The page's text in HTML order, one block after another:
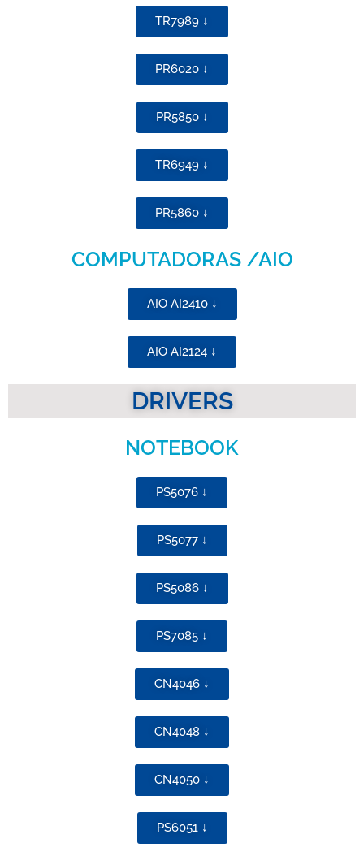
TR7989 ↓
PR6020 ↓
PR5850 ↓
TR6949 ↓
PR5860 ↓
COMPUTADORAS /AIO
AIO AI2410 ↓
AIO AI2124 ↓
DRIVERS
NOTEBOOK
PS5076 ↓
PS5077 ↓
PS5086 ↓
PS7085 ↓
CN4046 ↓
CN4048 ↓
CN4050 ↓
PS6051 ↓